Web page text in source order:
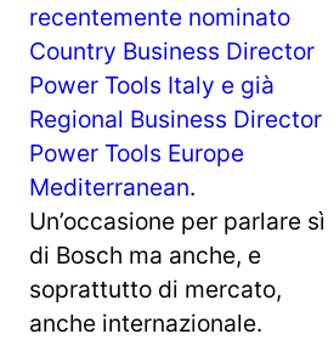
recentemente nominato
Country Business Director
Power Tools Italy e già
Regional Business Director
Power Tools Europe
Mediterranean.
Un’occasione per parlare sì
di Bosch ma anche, e
soprattutto di mercato,
anche internazionale.